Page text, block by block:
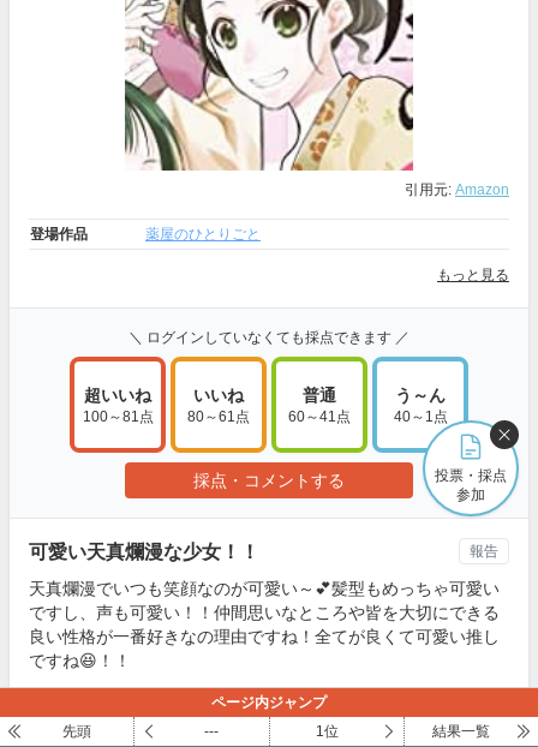
引用元: Amazon
登場作品 薬屋のひとりごと
もっと見る
＼ ログインしていなくても採点できます ／
超いいね
100～81点
いいね
80～61点
普通
60～41点
う～ん
40～1点
採点・コメントする
可愛い天真爛漫な少女！！
天真爛漫でいつも笑顔なのが可愛い～💕髪型もめっちゃ可愛い
ですし、声も可愛い！！仲間思いなところや皆を大切にできる
良い性格が一番好きなの理由ですね！全てが良くて可愛い推し
ですね😆！！
さん
1位
(100点)の評価
14
報告
投票・採点
参加
ページ内ジャンプ
先頭
--- 1位 結果一覧